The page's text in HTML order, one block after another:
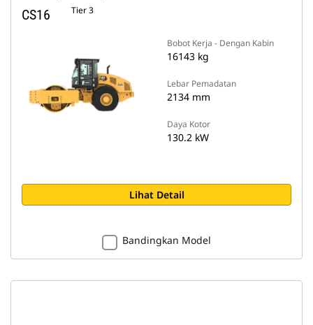
CS16 Tier 3
Bobot Kerja - Dengan Kabin
16143 kg
Lebar Pemadatan
2134 mm
Daya Kotor
130.2 kW
Lihat Detail
Bandingkan Model